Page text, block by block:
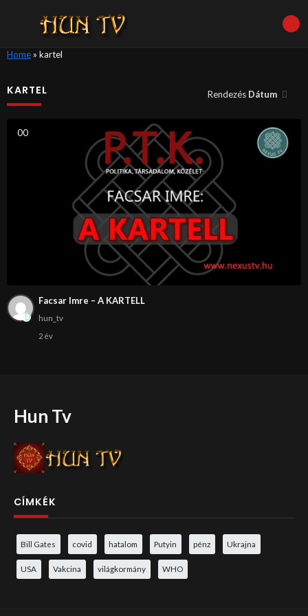
Home» kartel
KARTEL Rendezés Dátum
00
Facsar Imre – A KARTELL
hun_tv
2 év
Hun Tv
CÍMKÉK
Bill Gates covid hatalom Putyin pénz Ukrajna
USA Vakcina világkormány WHO